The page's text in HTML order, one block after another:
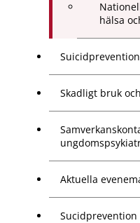
hälsa
Skadligt bruk
Aktuella
Sucidprevention